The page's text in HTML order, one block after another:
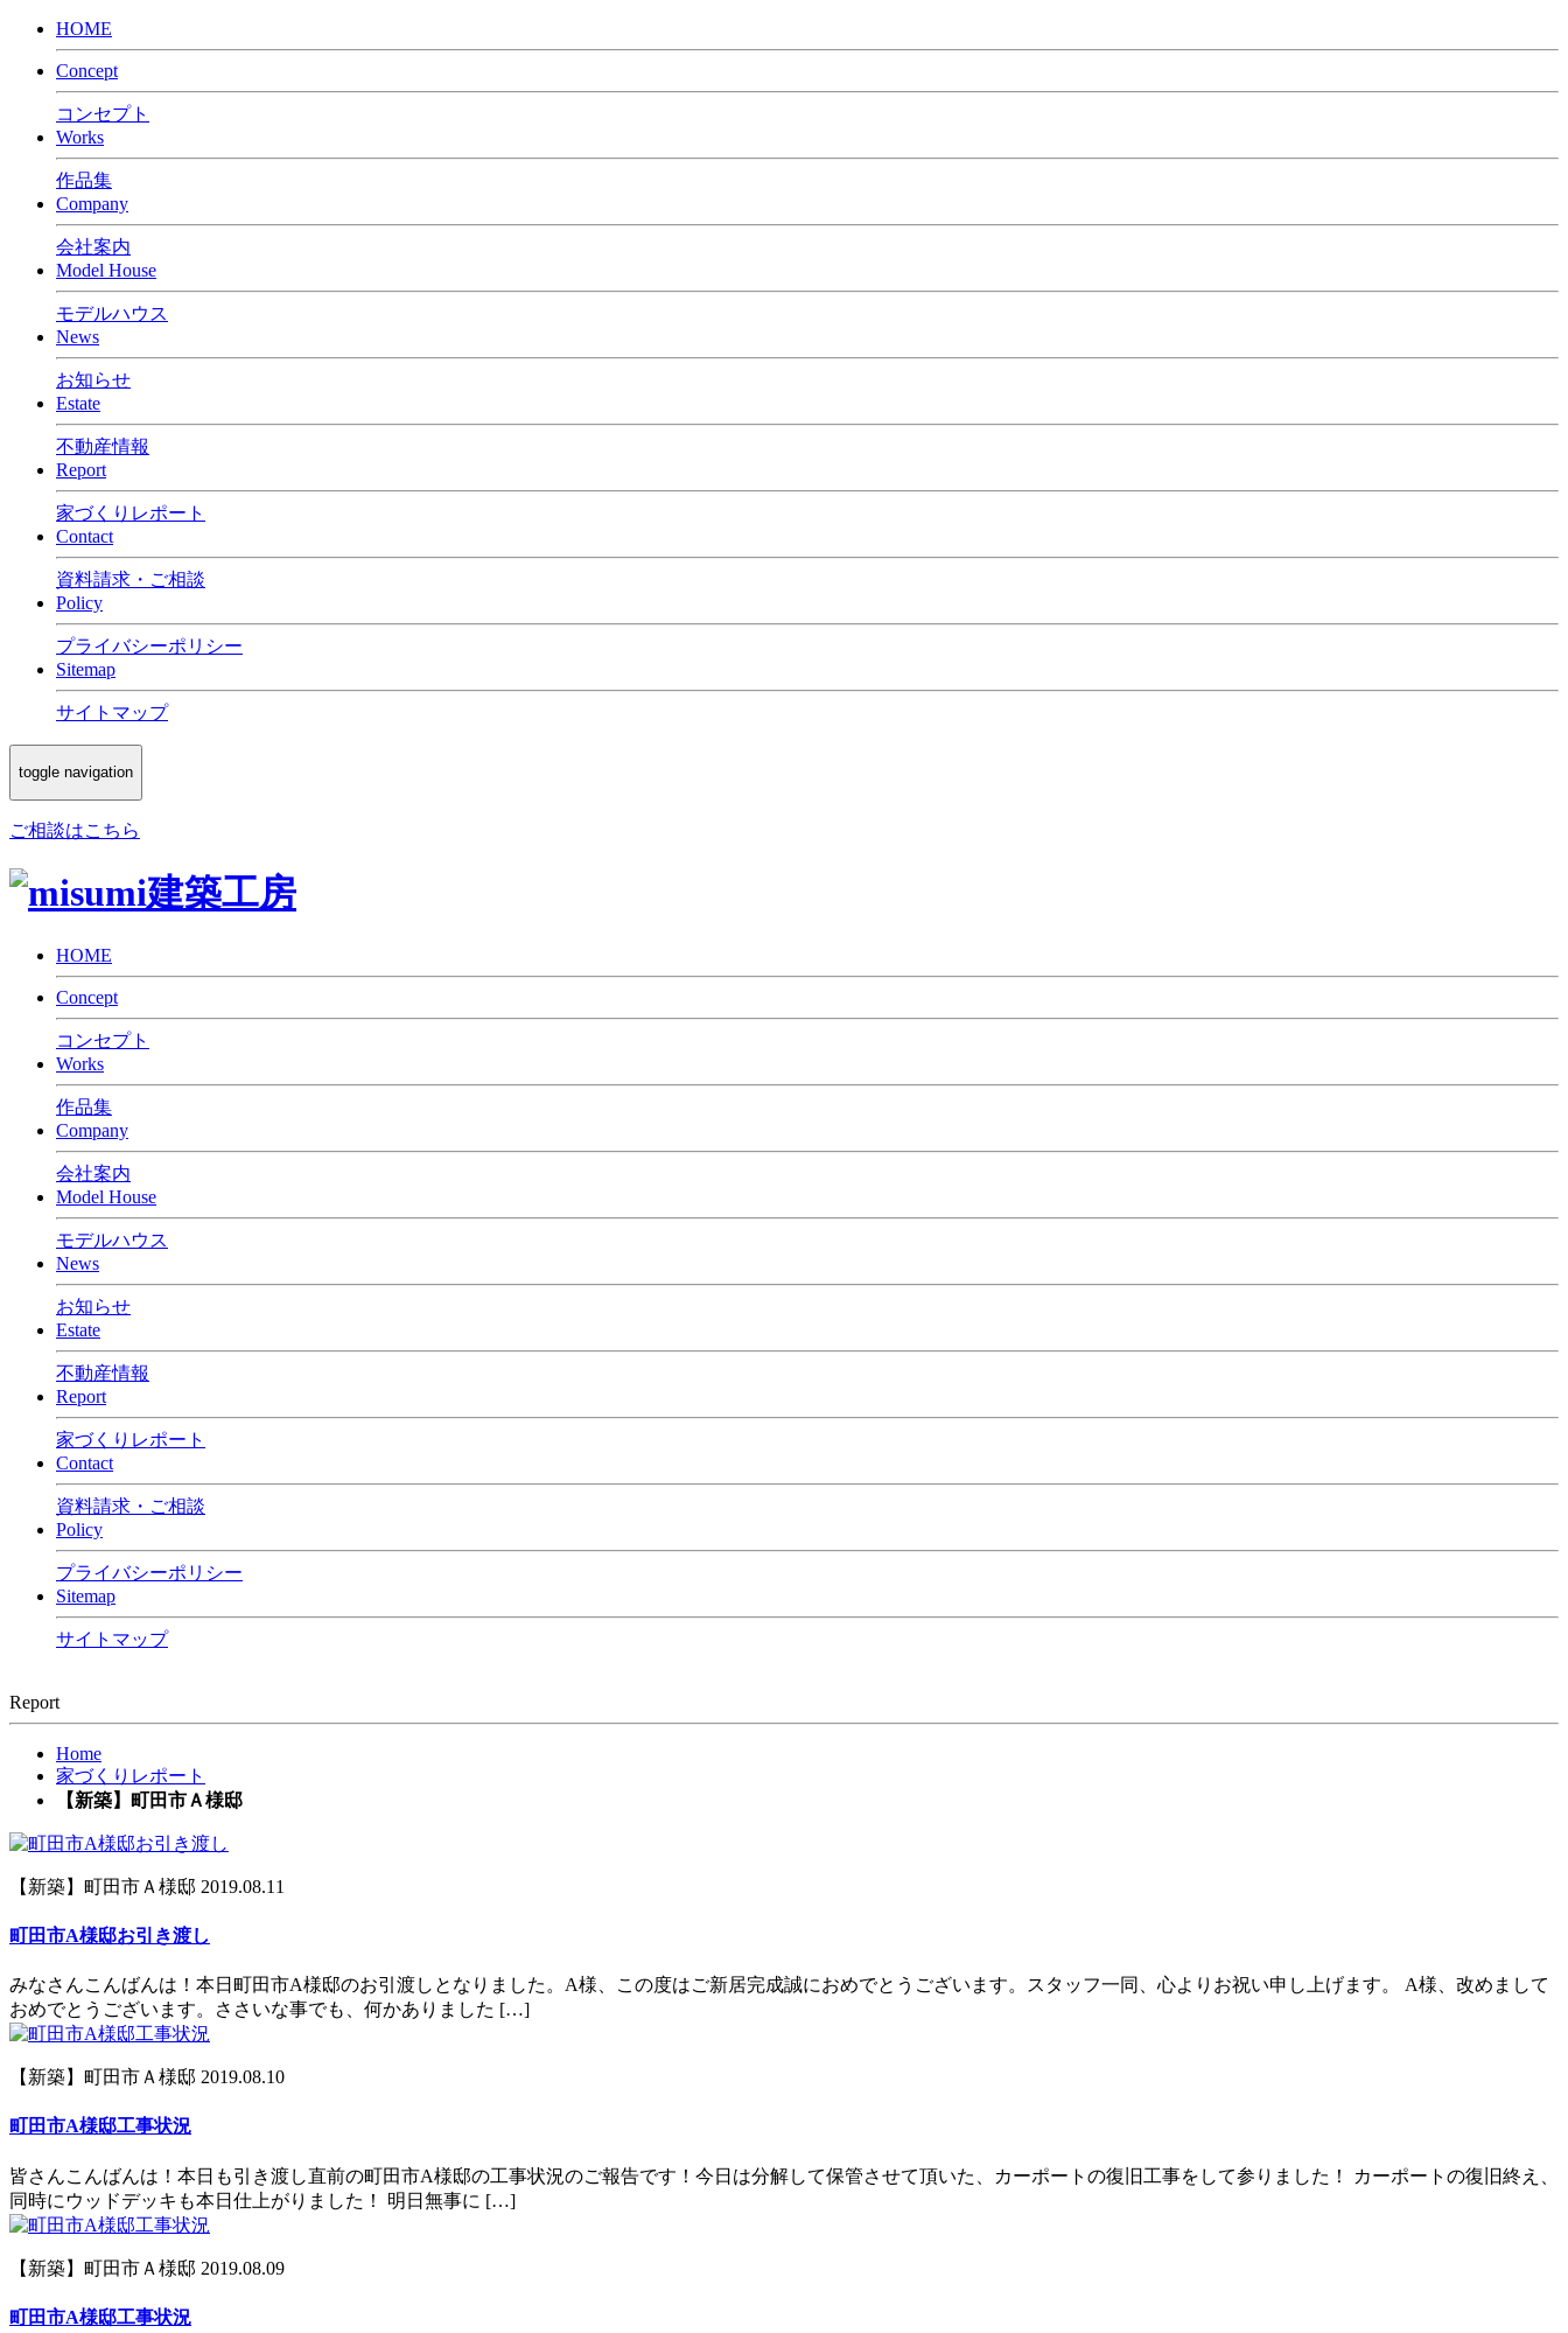
HOME
Concept
コンセプト
Works
作品集
Company
会社案内
Model House
モデルハウス
News
お知らせ
Estate
不動産情報
Report
家づくりレポート
Contact
資料請求・ご相談
Policy
プライバシーポリシー
Sitemap
サイトマップ
toggle navigation
ご相談はこちら
HOME
Concept
コンセプト
Works
作品集
Company
会社案内
Model House
モデルハウス
News
お知らせ
Estate
不動産情報
Report
家づくりレポート
Contact
資料請求・ご相談
Policy
プライバシーポリシー
Sitemap
サイトマップ
Report
Home
家づくりレポート
【新築】町田市Ａ様邸
【新築】町田市Ａ様邸 2019.08.11
町田市A様邸お引き渡し
みなさんこんばんは！本日町田市A様邸のお引渡しとなりました。A様、この度はご新居完成誠におめでとうございます。スタッフ一同、心よりお祝い申し上げます。 A様、改めまして
おめでとうございます。ささいな事でも、何かありました […]
【新築】町田市Ａ様邸 2019.08.10
町田市A様邸工事状況
皆さんこんばんは！本日も引き渡し直前の町田市A様邸の工事状況のご報告です！今日は分解して保管させて頂いた、カーポートの復旧工事をして参りました！ カーポートの復旧終え、
同時にウッドデッキも本日仕上がりました！ 明日無事に […]
【新築】町田市Ａ様邸 2019.08.09
町田市A様邸工事状況